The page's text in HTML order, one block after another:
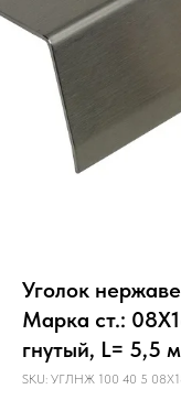
Уголок
Марка ст.:
гнутый, L= 5,5 м
SKU: УГЛНЖ 100 40 5